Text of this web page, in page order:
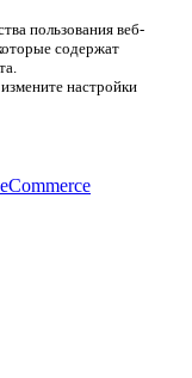
пользования веб-
содержат
настройки